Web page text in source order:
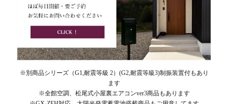
※別商品シリーズ（G1,耐震等級 2）(G2,耐震等級3)制振装置付もあり
ます
※全館空調、松尾式小屋裏エアコンver3商品もあります